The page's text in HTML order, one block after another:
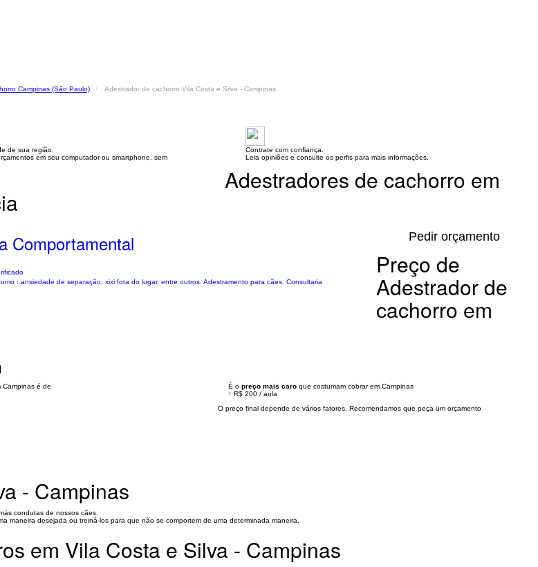
Campinas (São Paulo) Adestrador de cachorro Vila Costa e Silva - Campinas
de sua região.
em seu computador ou smartphone, sem
Contrate com confiança.
Leia opiniões e consulte os perfis para mais informações.
Adestradores de cachorro em
Comportamental
: ansiedade de separação, xixi fora do lugar, entre outros. Adestramento para cães. Consultaria
Pedir orçamento
Preço de
Adestrador de
cachorro em
Campinas é de
É o preço mais caro que costumam cobrar em Campinas
↑ R$ 200 / aula
O preço final depende de vários fatores. Recomendamos que peça um orçamento
- Campinas
condutas de nossos cães.
maneira desejada ou treiná-los para que não se comportem de uma determinada maneira.
em Vila Costa e Silva - Campinas